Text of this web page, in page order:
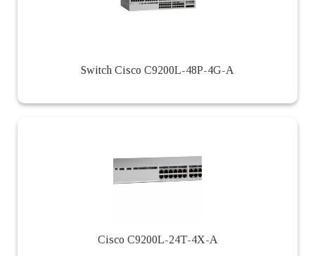
Switch Cisco C9200L-48P-4G-A
Cisco C9200L-24T-4X-A